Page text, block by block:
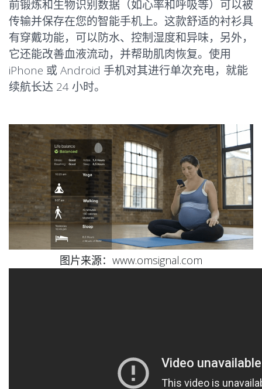
前锻炼和生物识别数据（如心率和呼吸等）可以被
传输并保存在您的智能手机上。这款舒适的衬衫具
有穿戴功能，可以防水、控制湿度和异味，另外，
它还能改善血液流动，并帮助肌肉恢复。使用
iPhone 或 Android 手机对其进行单次充电，就能
续航长达 24 小时。
图片来源：www.omsignal.com